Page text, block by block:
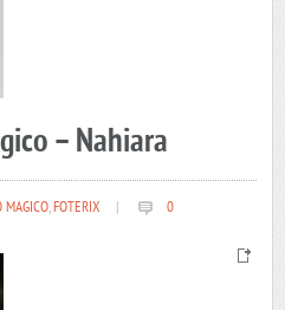
– Nahiara
MAGICO,FOTERIX 0